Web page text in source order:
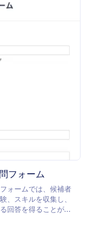
フォーム
ォームでは、候補者
、スキルを収集し、
回答を得ることがで
ースにして、カスタ
トを使用して独自の